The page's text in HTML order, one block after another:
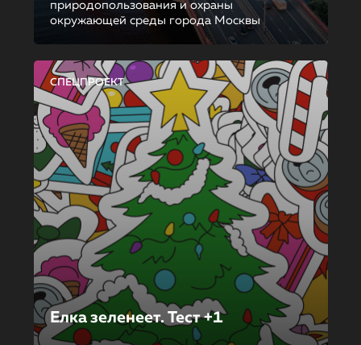
природопользования и охраны
окружающей среды города Москвы
СПЕЦПРОЕКТ
Елка зеленеет. Тест +1